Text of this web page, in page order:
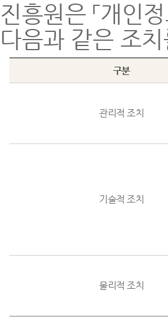
진흥원은 「개인
다음과 같은 조
구분
관리적 조치
기술적 조치
물리적 조치